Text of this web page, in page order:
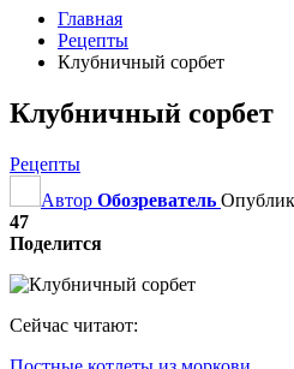
Главная
Рецепты
Клубничный сорбет
Клубничный сорбет
Рецепты
Автор Обозреватель
47
Поделится
Сейчас читают: